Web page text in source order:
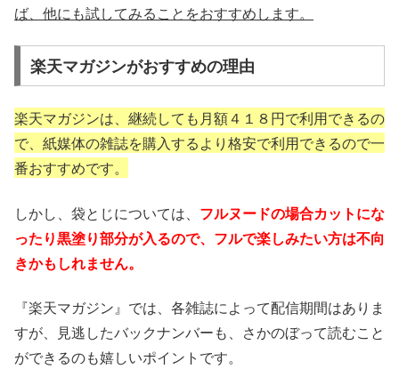
ば、他にも試してみることをおすすめします。
楽天マガジンがおすすめの理由
楽天マガジンは、継続しても月額４１８円で利用できるの
で、紙媒体の雑誌を購入するより格安で利用できるので一
番おすすめです。
しかし、袋とじについては、 フルヌードの場合カットにな
ったり黒塗り部分が入るので、フルで楽しみたい方は不向
きかもしれません。
『楽天マガジン』では、各雑誌によって配信期間はありま
すが、見逃したバックナンバーも、さかのぼって読むこと
ができるのも嬉しいポイントです。